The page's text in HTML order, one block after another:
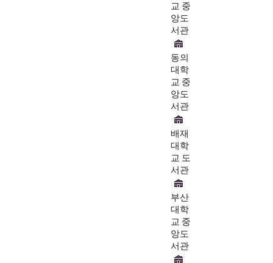
교 중
앙도
서관
동의
대학
교 중
앙도
서관
배재
대학
교 도
서관
부산
대학
교 중
앙도
서관